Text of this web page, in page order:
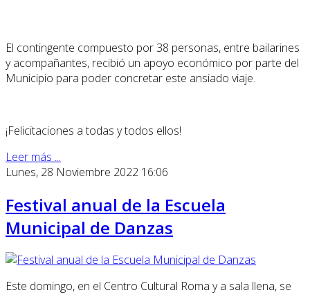
El contingente compuesto por 38 personas, entre bailarines
y acompañantes, recibió un apoyo económico por parte del
Municipio para poder concretar este ansiado viaje.
¡Felicitaciones a todas y todos ellos!
Leer más ...
Lunes, 28 Noviembre 2022 16:06
Festival anual de la Escuela
Municipal de Danzas
Este domingo, en el Centro Cultural Roma y a sala llena, se